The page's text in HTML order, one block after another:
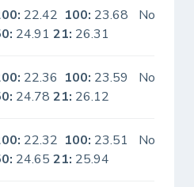
22.42 100: 23.68
24.9121: 26.31
No
22.36 100: 23.59
24.7821: 26.12
No
22.32 100: 23.51
24.6521: 25.94
No